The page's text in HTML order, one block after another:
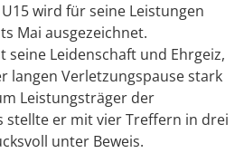
wird für seine Leistungen
Mai ausgezeichnet.
seine Leidenschaft und Ehrgeiz,
langen Verletzungspause stark
Leistungsträger der
stellte er mit vier Treffern in drei
unter Beweis.